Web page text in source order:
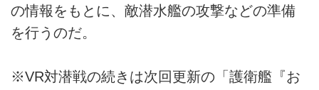
の情報をもとに、敵潜水艦の攻撃などの準備
を行うのだ。
※VR対潜戦の続きは次回更新の「護衛艦『お